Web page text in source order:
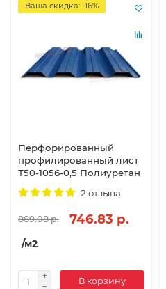
Ваша скидка: -16%
Перфорированный
профилированный лист
Т50-1056-0,5 Полиуретан
2 отзыва
889.08 р. 746.83 р.
/м2
В корзину